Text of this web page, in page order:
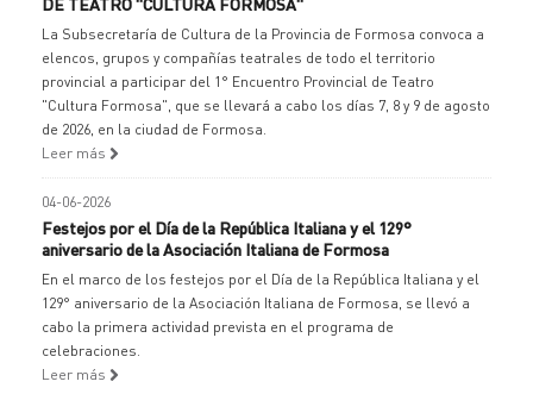
La Subsecretaría de Cultura de la Provincia de Formosa convoca a
elencos, grupos y compañías teatrales de todo el territorio
provincial a participar del 1° Encuentro Provincial de Teatro
"Cultura Formosa", que se llevará a cabo los días 7, 8 y 9 de agosto
de 2026, en la ciudad de Formosa.
Leer más
04-06-2026
Festejos por el Día de la República Italiana y el 129°
aniversario de la Asociación Italiana de Formosa
En el marco de los festejos por el Día de la República Italiana y el
129° aniversario de la Asociación Italiana de Formosa, se llevó a
cabo la primera actividad prevista en el programa de
celebraciones.
Leer más